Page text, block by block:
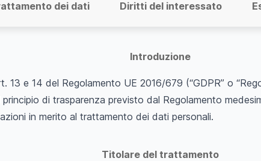
dei dati
Diritti del interessato
Introduzione
13 e 14 del Regolamento UE 2016/679 (“GDPR” o
di trasparenza previsto dal Regolamento
in merito al trattamento dei dati personali.
Titolare del trattamento